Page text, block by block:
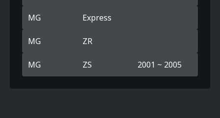
MG Express
MG ZR
MG ZS 2001 ~ 2005